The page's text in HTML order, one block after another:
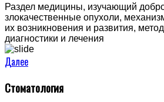
Раздел медицины, изучающий
злокачественные опухоли,
их возникновения и развития,
диагностики и лечения
Далее
Стоматология